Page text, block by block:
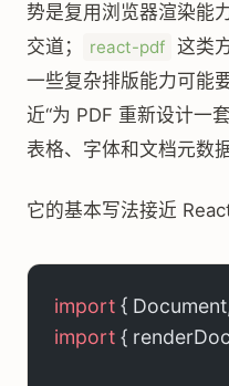
势是复用浏览器渲染能
交道；
react-pdf 这类
一些复杂排版能力可能
近“为 PDF 重新设计一
表格、字体和文档元数
它的基本写法接近 React
import {
import {